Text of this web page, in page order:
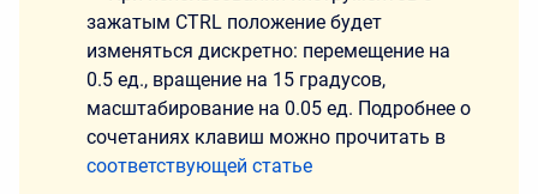
зажатым CTRL положение будет
изменяться дискретно: перемещение на
0.5 ед., вращение на 15 градусов,
масштабирование на 0.05 ед. Подробнее о
сочетаниях клавиш можно прочитать в
соответствующей статье